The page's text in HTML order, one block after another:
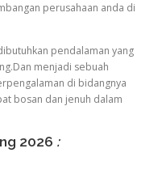
perusahaan anda di
pendalaman yang
menjadi sebuah
di bidangnya
bosan dan jenuh dalam
2026 :